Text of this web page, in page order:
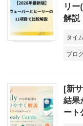
リ
解説
タイ
ブロ
[新
結果
ー